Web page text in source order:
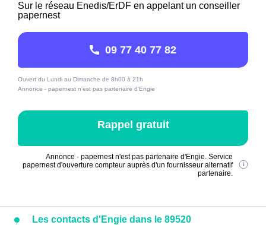
Sur le réseau Enedis/ErDF en appelant un conseiller
papernest
09 77 40 77 82
Ouvert du Lundi au Dimanche de 8h00 à 21h
Annonce - papernest n'est pas partenaire d'Engie
Rappel gratuit
Annonce - papernest n'est pas partenaire d'Engie. Service
papernest d'ouverture compteur auprès d'un fournisseur alternatif
partenaire.
Les contacts d'Engie dans le 89520